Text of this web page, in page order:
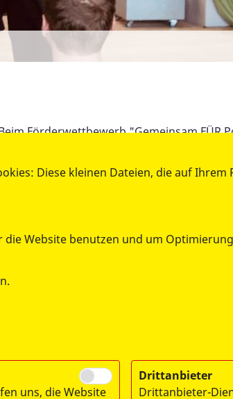
Förderwettbewerb "Gemeinsam FÜR
Stimmen Platz Eins geholt und ein
können wir weiterhin Wunschreisen
wir im Team entschieden, 1.000 €
Toleranzedikt zu spenden. Kinder
immer einen identischen Inhalt: Buch,
Diese kleinen Dateien, die auf
Website benutzen und um
uns, die Website
Drittanbieter
Drittanbieter-